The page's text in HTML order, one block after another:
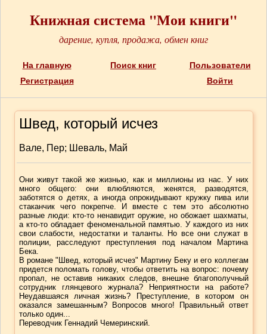
Книжная система "Мои книги"
дарение, купля, продажа, обмен книг
На главную Поиск книг
Пользователи
Регистрация
Войти
Швед, который исчез
Вале, Пер; Шеваль, Май
Они живут такой же жизнью, как и миллионы из нас. У них
много общего: они влюбляются, женятся, разводятся,
заботятся о детях, а иногда опрокидывают кружку пива или
стаканчик чего покрепче. И вместе с тем это абсолютно
разные люди: кто-то ненавидит оружие, но обожает шахматы,
а кто-то обладает феноменальной памятью. У каждого из них
свои слабости, недостатки и таланты. Но все они служат в
полиции, расследуют преступления под началом Мартина
Бека.
В романе "Швед, который исчез" Мартину Беку и его коллегам
придется поломать голову, чтобы ответить на вопрос: почему
пропал, не оставив никаких следов, внешне благополучный
сотрудник глянцевого журнала? Неприятности на работе?
Неудавшаяся личная жизнь? Преступление, в котором он
оказался замешанным? Вопросов много! Правильный ответ
только один...
Переводчик Геннадий Чемеринский.